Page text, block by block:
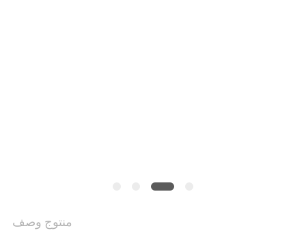
منتوج وصف